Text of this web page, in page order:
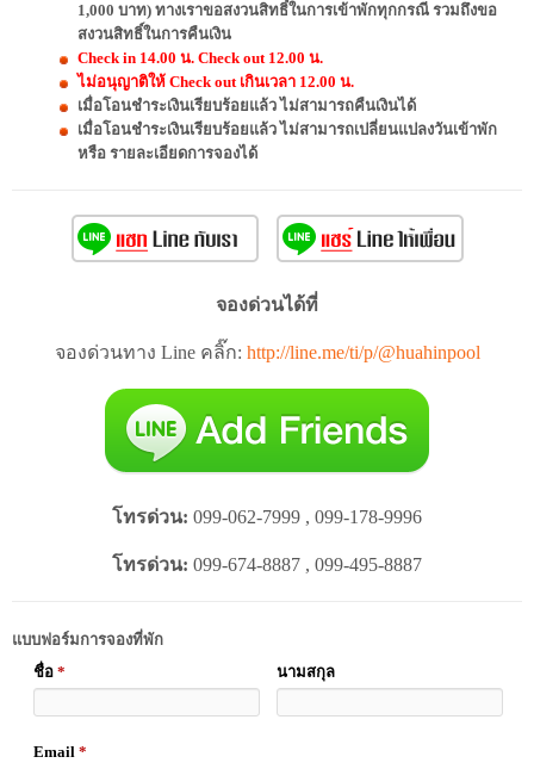
1,000 บาท) ทางเราขอสงวนสิทธิ์ในการเข้าพักทุกกรณี รวมถึงขอ
สงวนสิทธิ์ในการคืนเงิน
Check in 14.00 น. Check out 12.00 น.
ไม่อนุญาติให้ Check out เกินเวลา 12.00 น.
เมื่อโอนชำระเงินเรียบร้อยแล้ว ไม่สามารถคืนเงินได้
เมื่อโอนชำระเงินเรียบร้อยแล้ว ไม่สามารถเปลี่ยนแปลงวันเข้าพัก
หรือ รายละเอียดการจองได้
จองด่วนได้ที่
จองด่วนทาง Line คลิ๊ก: http://line.me/ti/p/@huahinpool
โทรด่วน: 099-062-7999 , 099-178-9996
โทรด่วน: 099-674-8887 , 099-495-8887
แบบฟอร์มการจองที่พัก
ชื่อ * นามสกุล
Email *